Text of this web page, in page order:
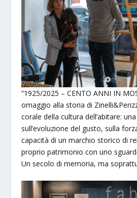
“1925/2025 – CENTO ANNI IN
omaggio alla storia di
corale della cultura dell’abitare:
sull’evoluzione del gusto, sulla
capacità di un marchio storico di
proprio patrimonio con uno
Un secolo di memoria, ma